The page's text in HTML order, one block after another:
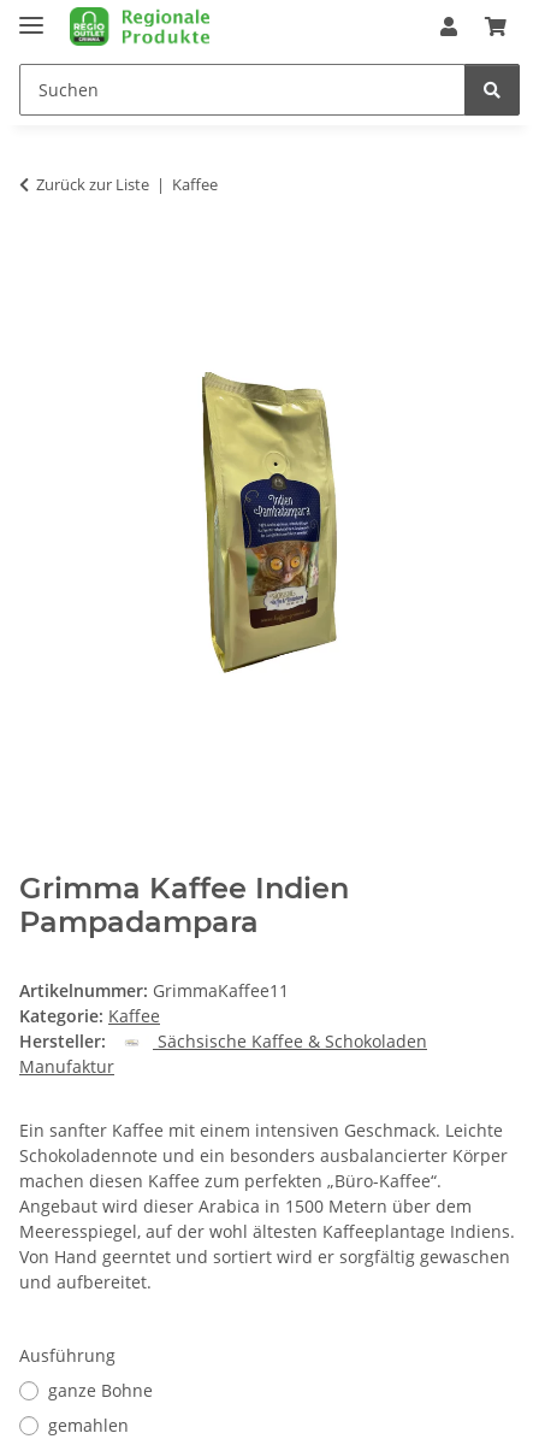
Zurück zur Liste Kaffee
Grimma Kaffee Indien
Pampadampara
Artikelnummer: GrimmaKaffee11
Kategorie: Kaffee
Hersteller:
Sächsische Kaffee & Schokoladen
Manufaktur
Ein sanfter Kaffee mit einem intensiven Geschmack. Leichte
Schokoladennote und ein besonders ausbalancierter Körper
machen diesen Kaffee zum perfekten „Büro-Kaffee“.
Angebaut wird dieser Arabica in 1500 Metern über dem
Meeresspiegel, auf der wohl ältesten Kaffeeplantage Indiens.
Von Hand geerntet und sortiert wird er sorgfältig gewaschen
und aufbereitet.
Ausführung
ganze Bohne
gemahlen